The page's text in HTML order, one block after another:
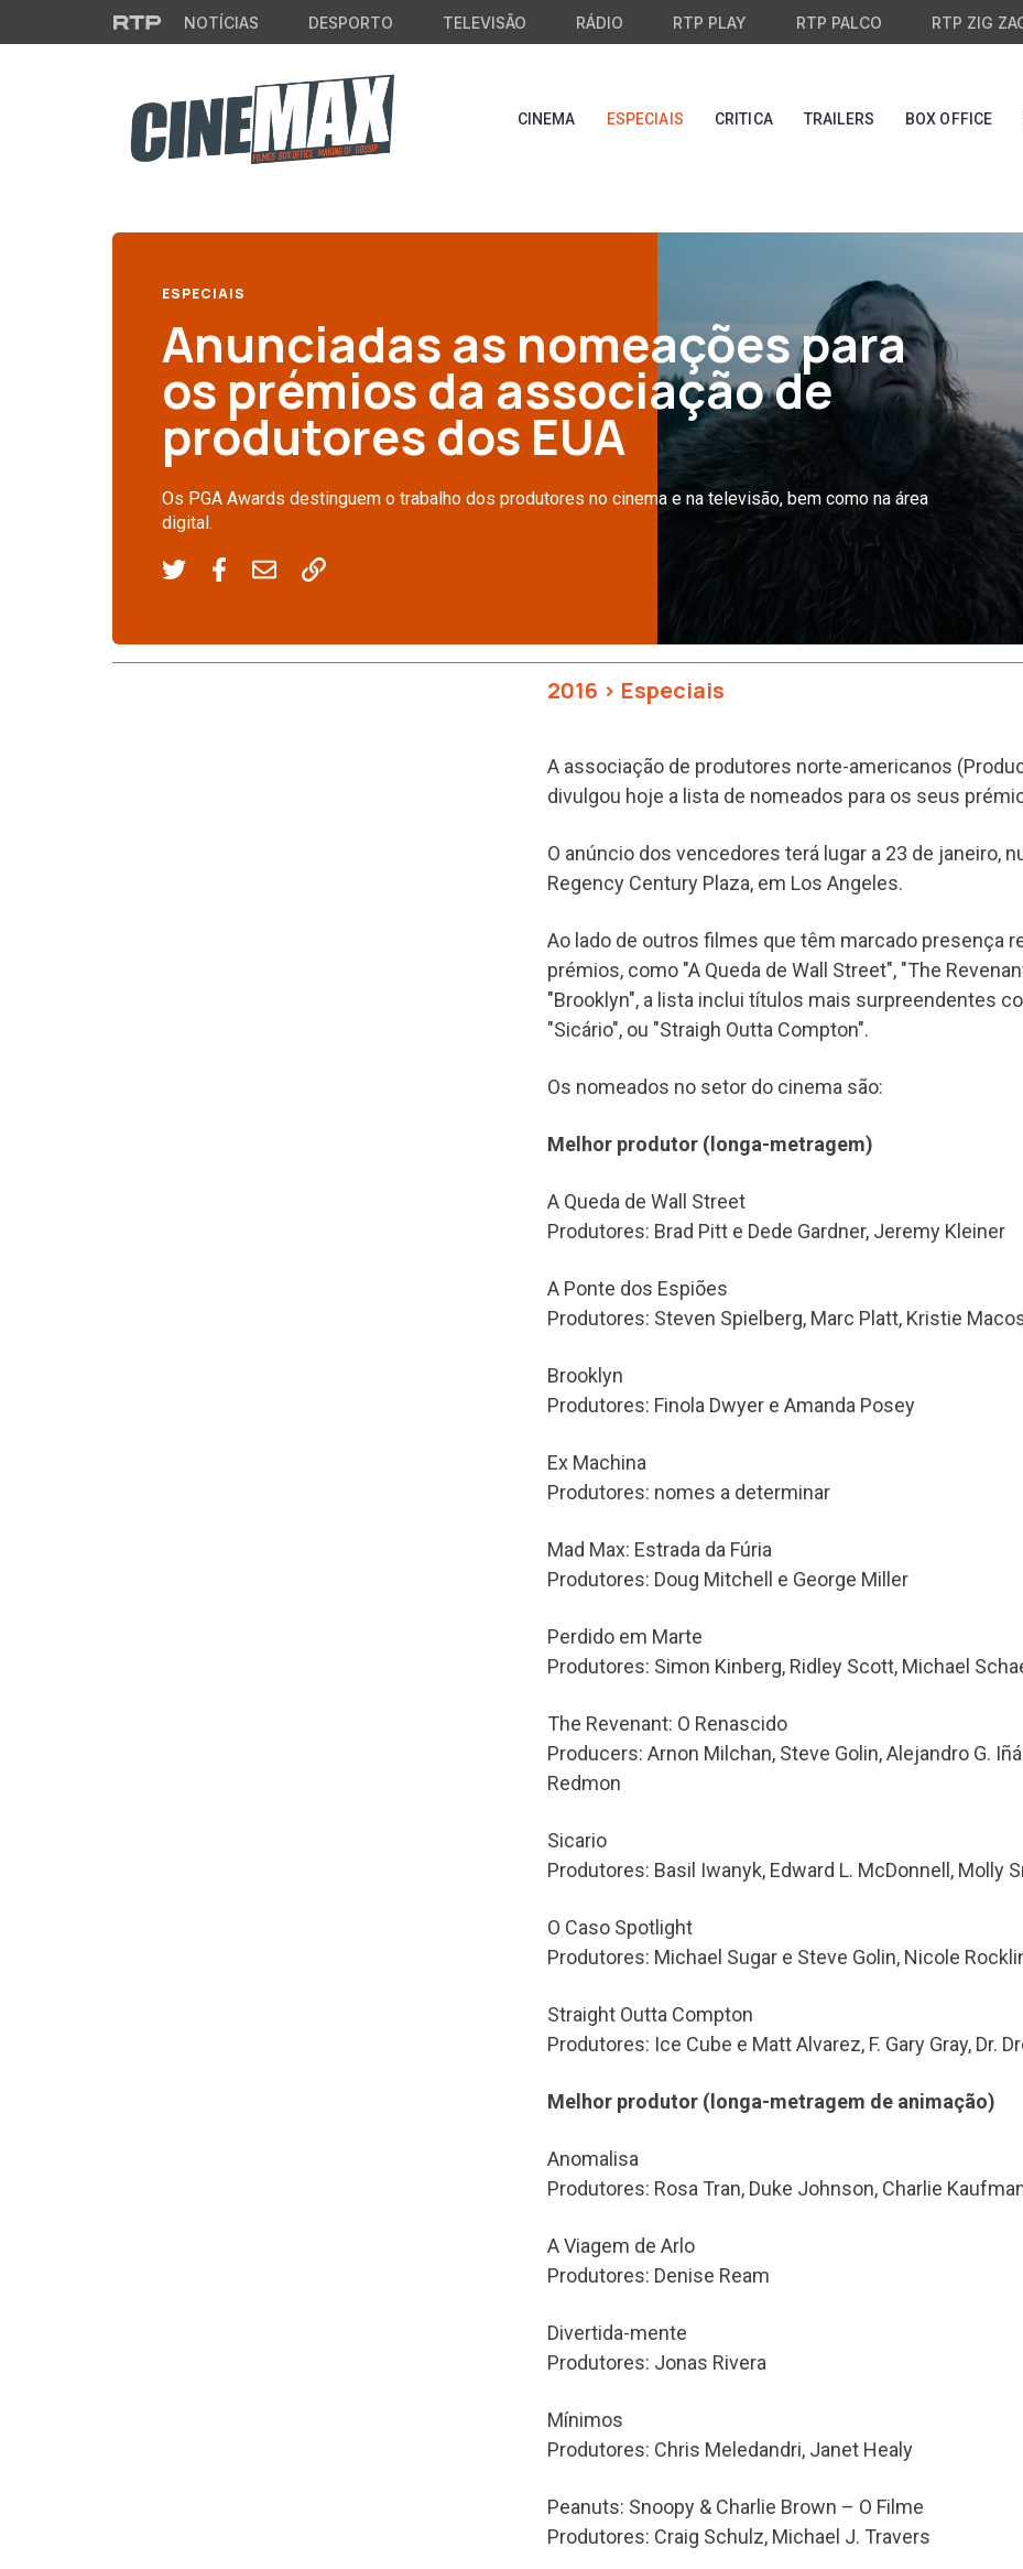
Saltar para o conteúdo principal
NOTÍCIAS DESPORTO TELEVISÃO RÁDIO RTP PLAY RTP PALCO RTP ZIG
CINEMA ESPECIAIS CRITICA TRAILERS BOX OFFICE
ESPECIAIS
Anunciadas as nomeações para
os prémios da associação de
produtores dos EUA
Os PGA Awards destinguem o trabalho dos produtores no cinema e na televisão, bem como na área
digital.
2016 > Especiais
A associação de produtores norte-americanos
divulgou hoje a lista de nomeados para os seus
O anúncio dos vencedores terá lugar a 23 de janeiro,
Regency Century Plaza, em Los Angeles.
Ao lado de outros filmes que têm marcado presença
prémios, como "A Queda de Wall Street", "The
"Brooklyn", a lista inclui títulos mais surpreendentes
"Sicário", ou "Straigh Outta Compton".
Os nomeados no setor do cinema são:
Melhor produtor (longa-metragem)
A Queda de Wall Street
Produtores: Brad Pitt e Dede Gardner, Jeremy Kleiner
A Ponte dos Espiões
Produtores: Steven Spielberg, Marc Platt, Kristie
Brooklyn
Produtores: Finola Dwyer e Amanda Posey
Ex Machina
Produtores: nomes a determinar
Mad Max: Estrada da Fúria
Produtores: Doug Mitchell e George Miller
Perdido em Marte
Produtores: Simon Kinberg, Ridley Scott, Michael
The Revenant: O Renascido
Producers: Arnon Milchan, Steve Golin, Alejandro G.
Redmon
Sicario
Produtores: Basil Iwanyk, Edward L. McDonnell, Molly
O Caso Spotlight
Produtores: Michael Sugar e Steve Golin, Nicole
Straight Outta Compton
Produtores: Ice Cube e Matt Alvarez, F. Gary Gray, Dr.
Melhor produtor (longa-metragem de animação)
Anomalisa
Produtores: Rosa Tran, Duke Johnson, Charlie
A Viagem de Arlo
Produtores: Denise Ream
Divertida-mente
Produtores: Jonas Rivera
Mínimos
Produtores: Chris Meledandri, Janet Healy
Peanuts: Snoopy & Charlie Brown – O Filme
Produtores: Craig Schulz, Michael J. Travers